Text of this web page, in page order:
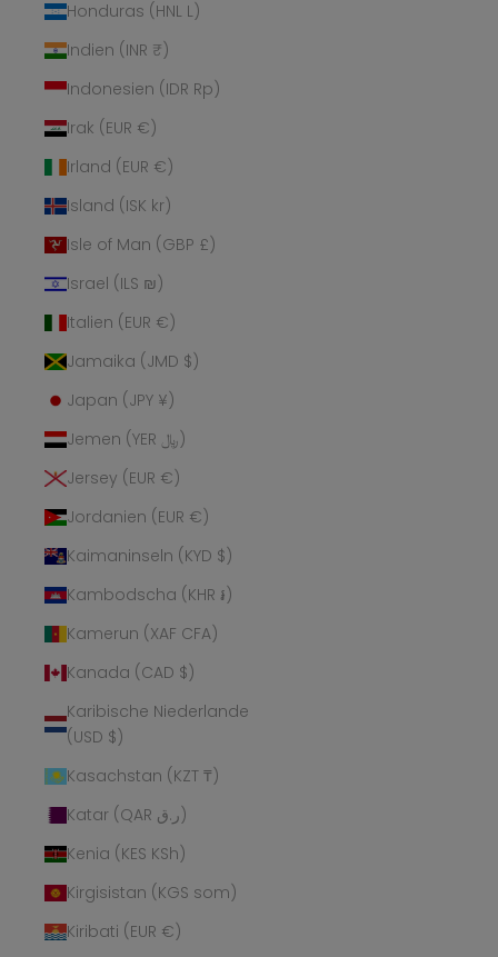
Honduras (HNL L)
Indien (INR ₹)
Indonesien (IDR Rp)
Irak (EUR €)
Irland (EUR €)
Island (ISK kr)
Isle of Man (GBP £)
Israel (ILS ₪)
Italien (EUR €)
Jamaika (JMD $)
Japan (JPY ¥)
Jemen (YER ﷼)
Jersey (EUR €)
Jordanien (EUR €)
Kaimaninseln (KYD $)
Kambodscha (KHR ៛)
Kamerun (XAF CFA)
Kanada (CAD $)
Karibische Niederlande
(USD $)
Kasachstan (KZT ₸)
Katar (QAR ر.ق)
Kenia (KES KSh)
Kirgisistan (KGS som)
Kiribati (EUR €)